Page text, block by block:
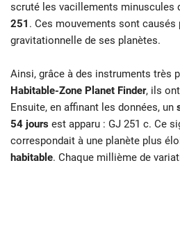
scruté les vacillements minuscules
251 . Ces mouvements sont causés
gravitationnelle de ses planètes.
Ainsi, grâce à des instruments très
Habitable-Zone Planet Finder, ils
Ensuite, en affinant les données, un
54 jours est apparu : GJ 251 c. Ce
correspondait à une planète plus
habitable. Chaque millième de